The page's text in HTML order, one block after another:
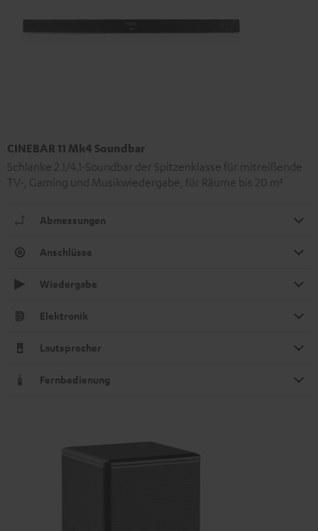
CINEBAR 11 Mk4 Soundbar
Schlanke 2.1/4.1-Soundbar der Spitzenklasse für mitreißende
TV-, Gaming und Musikwiedergabe, für Räume bis 20 m²
Abmessungen
Anschlüsse
Wiedergabe
Elektronik
Lautsprecher
Fernbedienung